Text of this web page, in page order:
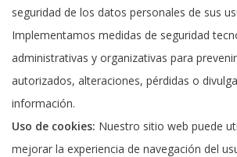
seguridad de los datos personales de sus
Implementamos medidas de seguridad
administrativas y organizativas para
autorizados, alteraciones, pérdidas o
información.
Uso de cookies: Nuestro sitio web puede
mejorar la experiencia de navegación del